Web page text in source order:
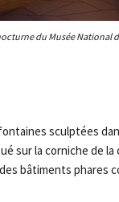
du Musée National
sculptées
sur la corniche de
bâtiments phares